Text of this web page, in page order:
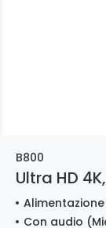
B800
Ultra HD
Alimentazione
Con audio